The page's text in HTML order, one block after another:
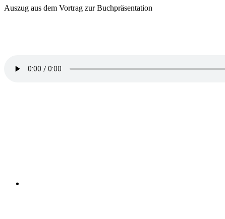
Auszug aus dem Vortrag zur Buchpräsentation